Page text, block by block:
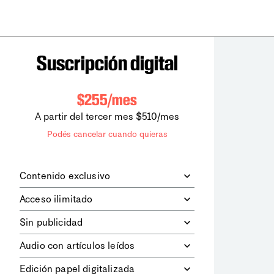
Suscripción digital
$255/mes
A partir del tercer mes $510/mes
Podés cancelar cuando quieras
Contenido exclusivo
digitales dela diaria
los contenidos de Le Monde
diplomatique.
Acceso ilimitado
contenidos.
Sin publicidad
publicitarios.
Audio con artículos leídos
Edición papel digitalizada